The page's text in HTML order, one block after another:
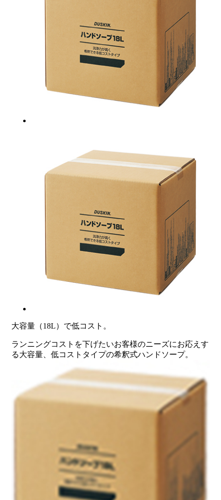
大容量（18L）で低コスト。
ランニングコストを下げたいお客様のニーズにお応えす
る大容量、低コストタイプの希釈式ハンドソープ。